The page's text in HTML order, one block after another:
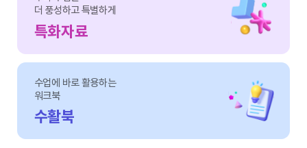
더 풍성하고 특별하게
특화자료
수업에 바로 활용하는
워크북
수활북